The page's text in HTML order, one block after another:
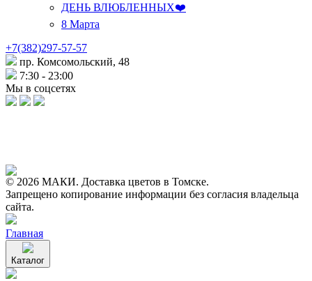
ДЕНЬ ВЛЮБЛЕННЫХ❤️
8 Марта
+7(382)297-57-57
пр. Комсомольский, 48
7:30 - 23:00
Мы в соцсетях
© 2026 МАКИ. Доставка цветов в Томске.
Запрещено копирование информации без согласия владельца
сайта.
Главная
Каталог